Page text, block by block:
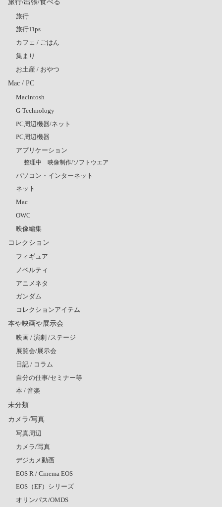
旅行/出張/食べる
旅行
旅行Tips
カフェ / ごはん
集まり
お土産 / おやつ
Mac / PC
Macintosh
G-Technology
PC周辺機器/ネット
PC周辺機器
アプリケーション
整理中 映像制作/ソフトウエア
パソコン・インターネット
ネット
Mac
OWC
映像編集
コレクション
フィギュア
ノベルティ
アニメネタ
ガンダム
コレクションアイテム
本や映画や展示会
映画 / 演劇 /ステージ
展覧会/展示会
日記 / コラム
自分の仕事/セミナー等
本 / 音楽
未分類
カメラ/写真
写真周辺
カメラ/写真
デジカメ動画
EOS R / Cinema EOS
EOS（EF）シリーズ
オリンパス/OMDS